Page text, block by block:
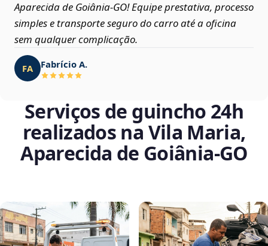
Aparecida de Goiânia‑GO! Equipe prestativa, processo
simples e transporte seguro do carro até a oficina
sem qualquer complicação.
FA Fabrício A.
Serviços de guincho 24h
realizados na Vila Maria,
Aparecida de Goiânia‑GO